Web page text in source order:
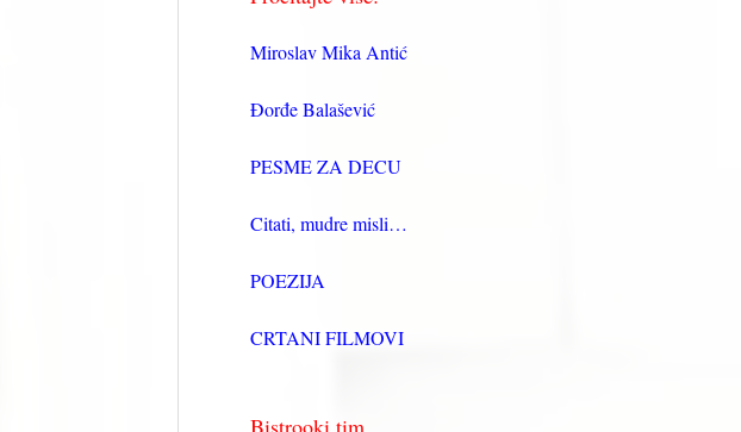
Miroslav Mika Antić
Đorđe Balašević
PESME ZA DECU
Citati, mudre misli…
POEZIJA
CRTANI FILMOVI
Bistrooki tim